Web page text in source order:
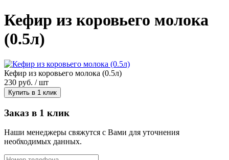
Кефир из коровьего молока
(0.5л)
Кефир из коровьего молока (0.5л)
230 руб. / шт
Купить в 1 клик
Заказ в 1 клик
Наши менеджеры свяжутся с Вами для уточнения
необходимых данных.